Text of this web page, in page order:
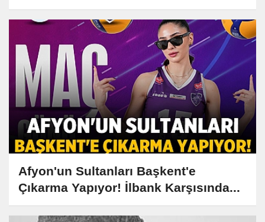
Afyon'un Sultanları Başkent'e
Çıkarma Yapıyor! İlbank Karşısında...